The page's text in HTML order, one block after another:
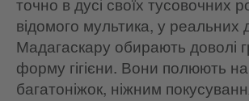
відомого мультика, у реальних
Мадагаскару обирають доволі
форму гігієни. Вони полюють на
багатоніжок, ніжним